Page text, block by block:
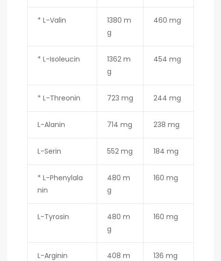
* L-Valin
1380 m
g
460 mg
* L-Isoleucin
1362 m
g
454 mg
* L-Threonin 723 mg 244 mg
L-Alanin 714 mg 238 mg
L-Serin 552 mg 184 mg
* L-Phenylala
nin
480 m
g
160 mg
L-Tyrosin
480 m
g
160 mg
L-Arginin
408 m
136 mg